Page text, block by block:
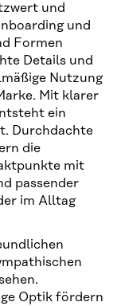
und
und
Formen
Details und
Nutzung
Mit klarer
ein
Durchdachte
die
mit
passender
im Alltag
Optik fördern